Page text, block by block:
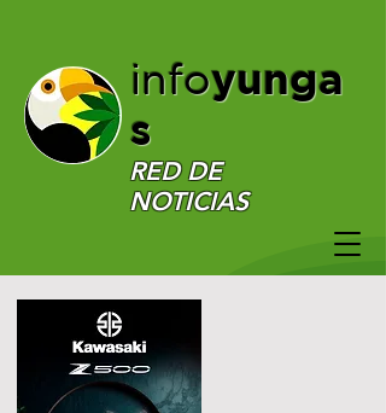
infoyunga
s
RED DE
NOTICIAS